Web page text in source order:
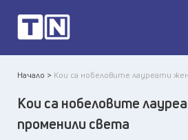
Начало > Кои са нобеловите лауреати
Кои са нобеловите
променили света